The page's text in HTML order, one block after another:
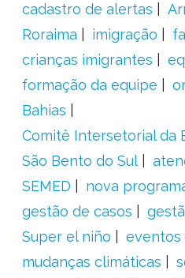
cadastro de alertas
Roraima
imigração
crianças imigrantes
formação da equipe
Bahias
Comitê Intersetorial da
São Bento do Sul
SEMED
nova
gestão de casos
Super el niño
eventos
mudanças climáticas